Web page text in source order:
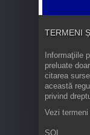
TERMENI
Informaţiile
preluate
citarea
această
privind
Vezi
SOL